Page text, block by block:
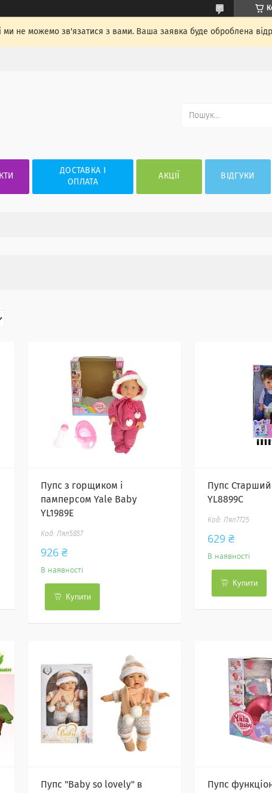
ми не можемо зв'язатися з вами. Ваша заявка буде оброблена
ДОСТАВКА І
ОПЛАТА
АКЦІЇ ВІДГУКИ
Пупс з горщиком і
памперсом Yale Baby
YL1989E
Лял5857
926 ₴
В наявності
Купити
Пупс
YL8899C
Лял7725
629 ₴
В наявності
Купити
Пупс "Baby so lovely" в
Пупс